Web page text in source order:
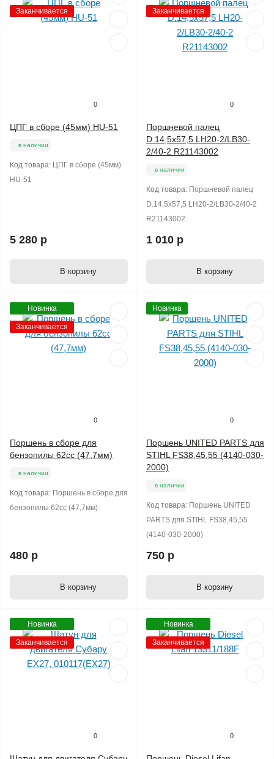
Заканчивается
0
ЦПГ в сборе (45мм) HU-51
в наличии
Код товара: ЦПГ в сборе (45мм)
HU-51
5 280 р
В корзину
Заканчивается
0
Поршневой палец
D.14,5х57,5 LH20-2/LB30-
2/40-2 R21143002
в наличии
Код товара: Поршневой палец
D.14,5х57,5 LH20-2/LB30-2/40-2
R21143002
1 010 р
В корзину
Новинка
Заканчивается
0
Поршень в сборе для
бензопилы 62сс (47,7мм)
в наличии
Код товара: Поршень в сборе для
бензопилы 62сс (47,7мм)
480 р
В корзину
Новинка
0
Поршень UNITED PARTS для
STIHL FS38,45,55 (4140-030-
2000)
в наличии
Код товара: Поршень UNITED
PARTS для STIHL FS38,45,55
(4140-030-2000)
750 р
В корзину
Новинка
Заканчивается
0
Новинка
Заканчивается
0